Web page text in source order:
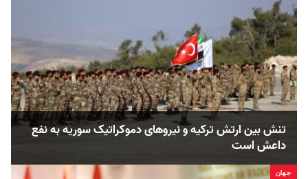
تنش بین ارتش ترکیه و نیروهای دموکراتیک سوریه به نفع
داعش است
جهان